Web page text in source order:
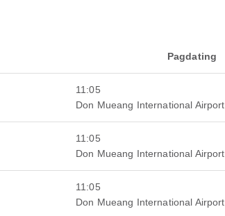
Pagdating
11:05
Don Mueang International Airport
11:05
Don Mueang International Airport
11:05
Don Mueang International Airport